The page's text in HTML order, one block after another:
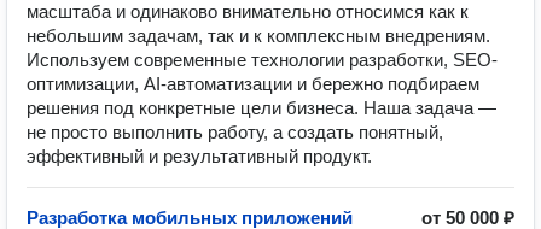
масштаба и одинаково внимательно относимся как к
небольшим задачам, так и к комплексным внедрениям.
Используем современные технологии разработки, SEO-
оптимизации, AI-автоматизации и бережно подбираем
решения под конкретные цели бизнеса. Наша задача —
не просто выполнить работу, а создать понятный,
эффективный и результативный продукт.
Разработка мобильных приложений
от 50 000 ₽